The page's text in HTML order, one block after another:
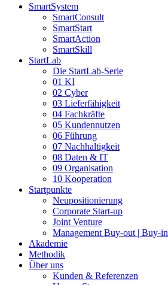
SmartSystem
SmartConsult
SmartStart
SmartAction
SmartSkill
StartLab
Die StartLab-Serie
01 KI
02 Cyber
03 Lieferfähigkeit
04 Fachkräfte
05 Kundennutzen
06 Führung
07 Nachhaltigkeit
08 Daten & IT
09 Organisation
10 Kooperation
Startpunkte
Neupositionierung
Corporate Start-up
Joint Venture
Management Buy-out | Buy-in
Akademie
Methodik
Über uns
Kunden & Referenzen